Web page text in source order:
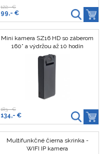
122,- €
99,- €
Mini kamera SZ16 HD so záberom
160° a výdržou až 10 hodín
183,- €
134,- €
Multifunkčné čierna skrinka -
WIFI IP kamera